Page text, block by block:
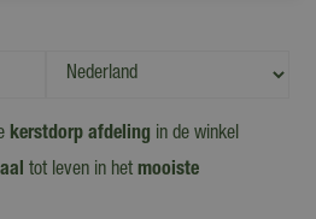
kerstdorp afdeling in de winkel
tot leven in het mooiste